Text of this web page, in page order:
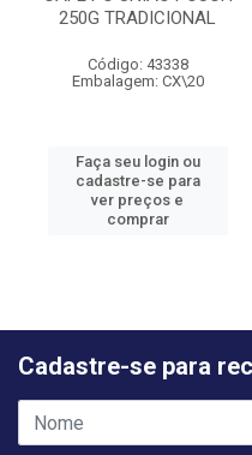
250G TRADICIONAL
Código: 43338
Embalagem: CX\20
Faça seu login ou
cadastre-se para
ver preços e
comprar
Cadastre-se para